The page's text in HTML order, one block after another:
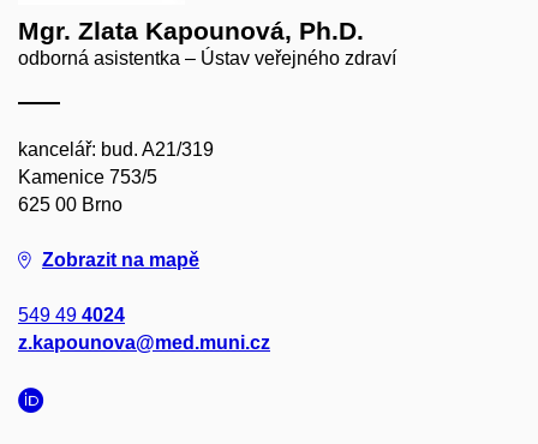
Mgr. Zlata Kapounová, Ph.D.
odborná asistentka – Ústav veřejného zdraví
kancelář: bud. A21/319
Kamenice 753/5
625 00 Brno
Zobrazit na mapě
549 49 4024
z.kapounova@med.muni.cz